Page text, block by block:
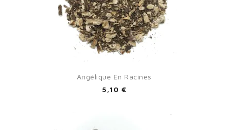
Angélique En Racines
5,10 €